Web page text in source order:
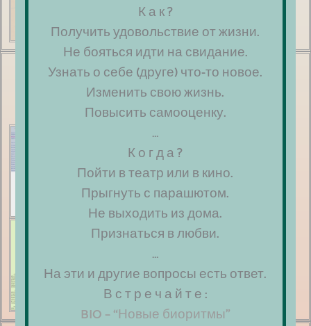
Сайт в стиле РЕТРО
Сайт на эзотерическую тему
К а к ?
Получить удовольствие от жизни.
Не бояться идти на свидание.
Узнать о себе (друге) что-то новое.
Изменить свою жизнь.
Повысить самооценку.
…
К о г д а ?
Пойти в театр или в кино.
Прыгнуть с парашютом.
Не выходить из дома.
Признаться в любви.
…
На эти и другие вопросы есть ответ.
В с т р е ч а й т е :
BIO – “Новые биоритмы”